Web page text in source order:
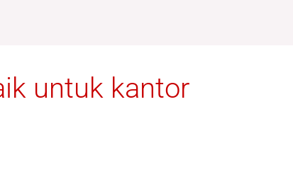
untuk kantor